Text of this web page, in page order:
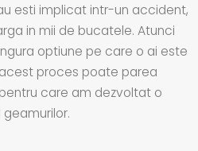
esti implicat intr-un accident,
in mii de bucatele. Atunci
optiune pe care o ai este
proces poate parea
care am dezvoltat o